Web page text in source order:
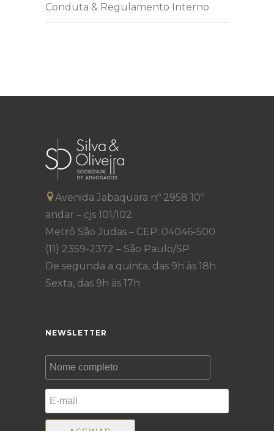
Conduta & Regulamento Interno
Avenida Jabaquara nº 2958 10º
andar – cjs 101/102
Metrô São Judas – CEP: 04046-500
(11) 2359-2372 – São Paulo/SP
De segunda a quinta, das 9h às 18h
Sexta, das 9h às 17h
NEWSLETTER